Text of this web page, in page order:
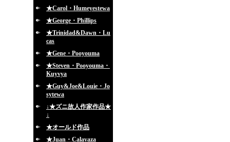
★Carol・Humeyestewa
★George・Phillips
★Trinidad&Dawn・Lu
cas
★Gene・Pooyouma
★Steven・Pooyouma・
Kuyvya
★Guy&Joe&Louie・Jo
sytewa
↓★ズニ故人作家作品★
↓
★オールド作品
★Juan・Calavaza